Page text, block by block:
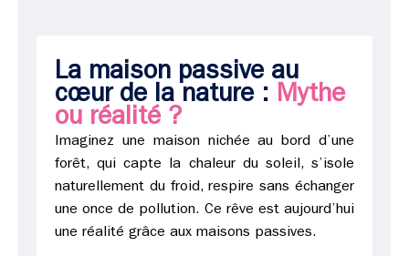
La maison passive au
cœur de la nature : Mythe
ou réalité ?
Imaginez une maison nichée au bord d’une
forêt, qui capte la chaleur du soleil, s’isole
naturellement du froid, respire sans échanger
une once de pollution. Ce rêve est aujourd’hui
une réalité grâce aux maisons passives.